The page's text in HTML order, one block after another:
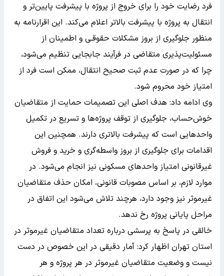
فرد رضایت خود را برای خروج از پروژه با پیشرفت پایین‌تر و
انتقال به پروژه با پیشرفت بالاتر اعلام می‌کند. این اقرارنامه به
منظور جلوگیری از بروز مشکلات حقوقـی و اطمینان از
مسئولیت‌پذیری متقاضی در فرآیند جابجایی تنظیم می‌شود،
چرا که در صورت عدم ثبت صحیح انتقال، ممکن است فرد از
امتیاز خود محروم شود.
وی ادامه داد: هدف اصلی این تصمیمات حمایت از متقاضیان
خوش‌حساب، جلوگیری از توقف پروژه‌ها و تسریع در تکمیل
واحدهایی است که پیشرفت بالاتری دارند. همچنین این
اقدامات برای جلوگیری از بروز واسطه‌گری و خرید و فروش
غیرقانونی امتیاز واحدهای مسکونی نیز انجام می‌شود. در
موارد لازم، بر اساس مصوبات قانونی، امکان حذف متقاضیان
غیرموثر نیز وجود دارد، هرچند تلاش می‌شود این اتفاق در
مراحل پایانی پروژه رخ ندهد.
خالقی در پاسخ به پرسشی درباره تعداد متقاضیان غیرموثر در
استان تهران اظهار کرد: آمار دقیقی در این خصوص در دست
نیست و وضعیت متقاضیان غیرموثر در هر پروژه و هر